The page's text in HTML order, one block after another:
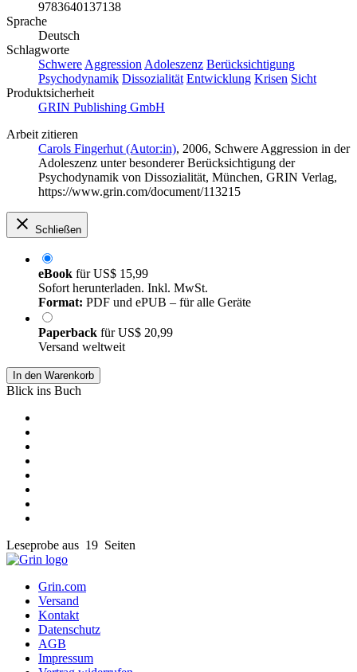
9783640137138
Sprache
Deutsch
Schlagworte
Schwere Aggression Adoleszenz Berücksichtigung
Psychodynamik Dissozialität Entwicklung Krisen Sicht
Produktsicherheit
GRIN Publishing GmbH
Arbeit zitieren
Carols Fingerhut (Autor:in), 2006, Schwere Aggression in der
Adoleszenz unter besonderer Berücksichtigung der
Psychodynamik von Dissozialität, München, GRIN Verlag,
https://www.grin.com/document/113215
Schließen
eBook fürUS$ 15,99
Sofort herunterladen. Inkl. MwSt.
Format: PDF und ePUB – für alle Geräte
Paperback fürUS$ 20,99
Versand weltweit
In den Warenkorb
Blick ins Buch
Leseprobe aus 19 Seiten
Grin.com
Versand
Kontakt
Datenschutz
AGB
Impressum